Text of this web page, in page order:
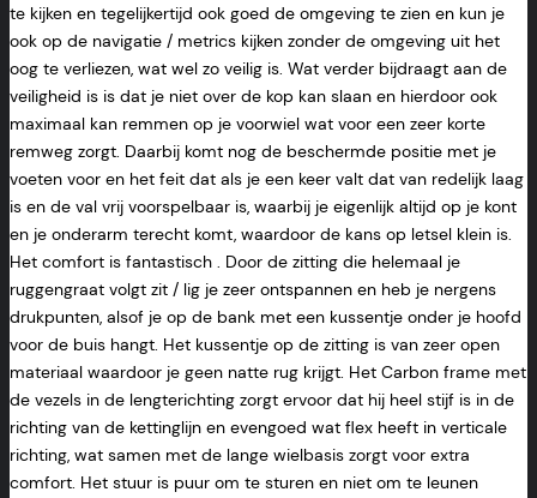
te kijken en tegelijkertijd ook goed de omgeving te zien en kun je
ook op de navigatie / metrics kijken zonder de omgeving uit het
oog te verliezen, wat wel zo veilig is. Wat verder bijdraagt aan de
veiligheid is is dat je niet over de kop kan slaan en hierdoor ook
maximaal kan remmen op je voorwiel wat voor een zeer korte
remweg zorgt. Daarbij komt nog de beschermde positie met je
voeten voor en het feit dat als je een keer valt dat van redelijk laag
is en de val vrij voorspelbaar is, waarbij je eigenlijk altijd op je kont
en je onderarm terecht komt, waardoor de kans op letsel klein is.
Het comfort is fantastisch . Door de zitting die helemaal je
ruggengraat volgt zit / lig je zeer ontspannen en heb je nergens
drukpunten, alsof je op de bank met een kussentje onder je hoofd
voor de buis hangt. Het kussentje op de zitting is van zeer open
materiaal waardoor je geen natte rug krijgt. Het Carbon frame met
de vezels in de lengterichting zorgt ervoor dat hij heel stijf is in de
richting van de kettinglijn en evengoed wat flex heeft in verticale
richting, wat samen met de lange wielbasis zorgt voor extra
comfort. Het stuur is puur om te sturen en niet om te leunen